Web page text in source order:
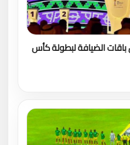
باقات الضيافة لبطولة كأس